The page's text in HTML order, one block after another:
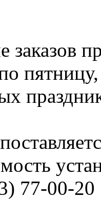
заказов
77-00-20